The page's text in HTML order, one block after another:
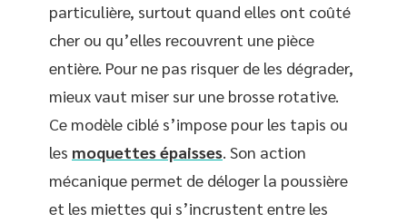
particulière, surtout quand elles ont coûté
cher ou qu’elles recouvrent une pièce
entière. Pour ne pas risquer de les dégrader,
mieux vaut miser sur une brosse rotative.
Ce modèle ciblé s’impose pour les tapis ou
les moquettes épaisses. Son action
mécanique permet de déloger la poussière
et les miettes qui s’incrustent entre les